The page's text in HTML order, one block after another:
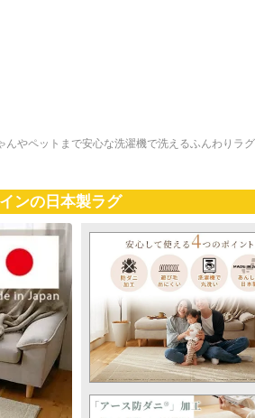
やペットまで安心な洗濯機で洗えるふんわりラ
ンの日本製ラグ